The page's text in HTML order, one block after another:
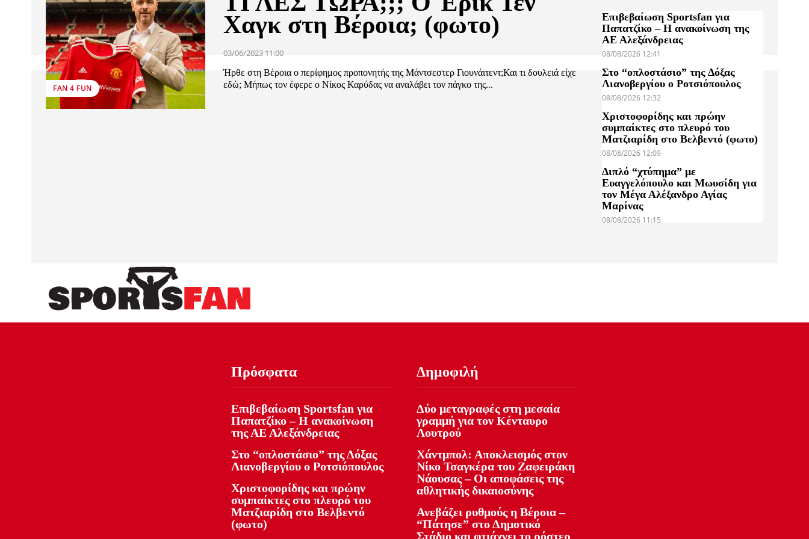
FAN 4 FUN
Χαγκ στη Βέροια; (φωτο)
03/06/2023 11:00
Ήρθε στη Βέροια ο περίφημος προπονητής της Μάντσεστερ Γιουνάιτεντ;Και τι δουλειά είχε
εδώ; Μήπως τον έφερε ο Νίκος Καρύδας να αναλάβει τον πάγκο της...
Επιβεβαίωση Sportsfan για
Παπατζίκο – Η ανακοίνωση της
ΑΕ Αλεξάνδρειας
08/08/2026 12:41
Στο “οπλοστάσιο” της Δόξας
Λιανοβεργίου ο Ροτσιόπουλος
08/08/2026 12:32
Χριστοφορίδης και πρώην
συμπαίκτες στο πλευρό του
Ματζιαρίδη στο Βελβεντό (φωτο)
08/08/2026 12:09
Διπλό “χτύπημα” με
Ευαγγελόπουλο και Μωυσίδη για
τον Μέγα Αλέξανδρο Αγίας
Μαρίνας
08/08/2026 11:15
Πρόσφατα
Επιβεβαίωση Sportsfan για
Παπατζίκο – Η ανακοίνωση
της ΑΕ Αλεξάνδρειας
Στο “οπλοστάσιο” της Δόξας
Λιανοβεργίου ο Ροτσιόπουλος
Χριστοφορίδης και πρώην
συμπαίκτες στο πλευρό του
Ματζιαρίδη στο Βελβεντό
(φωτο)
Δημοφιλή
Δύο μεταγραφές στη μεσαία
γραμμή για τον Κένταυρο
Λουτρού
Χάντμπολ: Αποκλεισμός στον
Νίκο Τσαγκέρα του Ζαφειράκη
Νάουσας – Οι αποφάσεις της
αθλητικής δικαιοσύνης
Ανεβάζει ρυθμούς η Βέροια –
“Πάτησε” στο Δημοτικό
Στάδιο και φτιάχνει το ρόστερ